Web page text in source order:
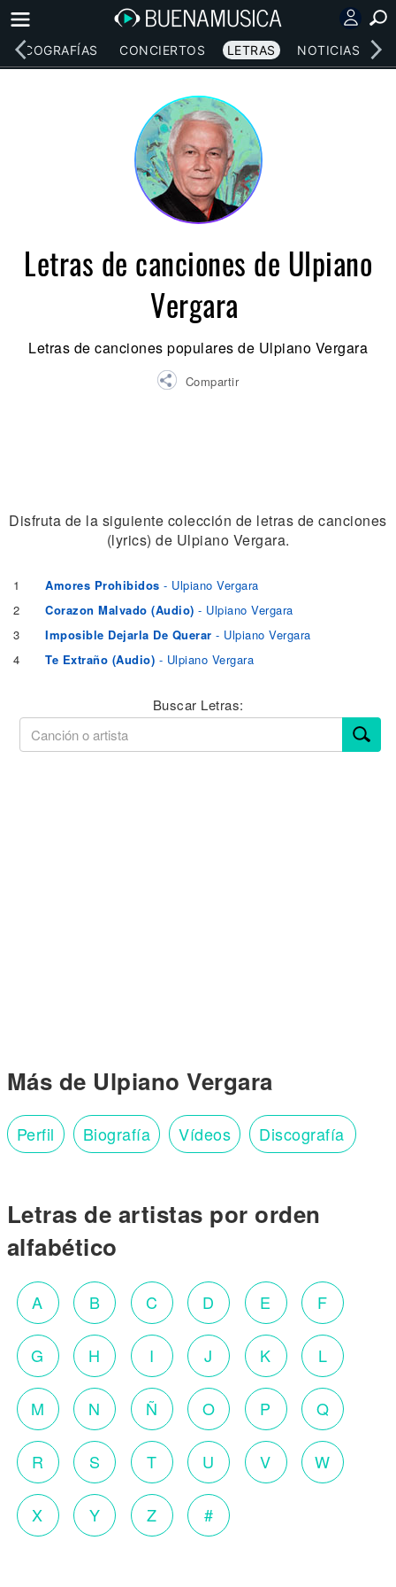
DISCOGRAFÍAS CONCIERTOS LETRAS NOTICIAS
Letras de canciones de Ulpiano
Vergara
Letras de canciones populares de Ulpiano Vergara
Compartir
Disfruta de la siguiente colección de letras de canciones
(lyrics) de Ulpiano Vergara.
1 Amores Prohibidos - Ulpiano Vergara
2
Corazon Malvado (Audio) - Ulpiano Vergara
3
Imposible Dejarla De Querar - Ulpiano Vergara
4
Te Extraño (Audio) - Ulpiano Vergara
Buscar Letras:
Más de Ulpiano Vergara
Perfil Biografía Vídeos Discografía
Letras de artistas por orden
alfabético
A B C D E F
G H I J K L
M N Ñ O P Q
R S T U V W
X Y Z #